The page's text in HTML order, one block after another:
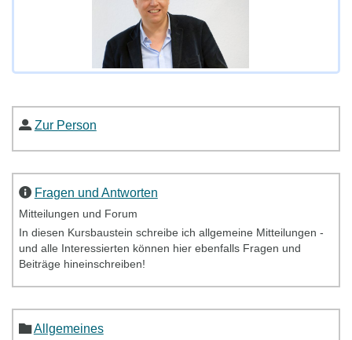
Zur Person
Fragen und Antworten
Mitteilungen und Forum
In diesen Kursbaustein schreibe ich allgemeine Mitteilungen -
und alle Interessierten können hier ebenfalls Fragen und
Beiträge hineinschreiben!
Allgemeines